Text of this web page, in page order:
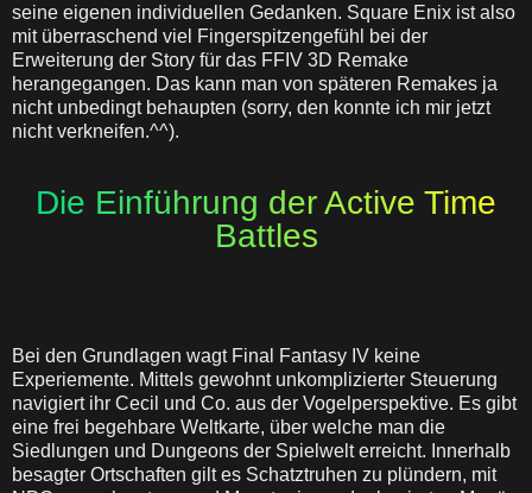
seine eigenen individuellen Gedanken. Square Enix ist also
mit überraschend viel Fingerspitzengefühl bei der
Erweiterung der Story für das FFIV 3D Remake
herangegangen. Das kann man von späteren Remakes ja
nicht unbedingt behaupten (sorry, den konnte ich mir jetzt
nicht verkneifen.^^).
Die Einführung der Active Time
Battles
Bei den Grundlagen wagt Final Fantasy IV keine
Experiemente. Mittels gewohnt unkomplizierter Steuerung
navigiert ihr Cecil und Co. aus der Vogelperspektive. Es gibt
eine frei begehbare Weltkarte, über welche man die
Siedlungen und Dungeons der Spielwelt erreicht. Innerhalb
besagter Ortschaften gilt es Schatztruhen zu plündern, mit